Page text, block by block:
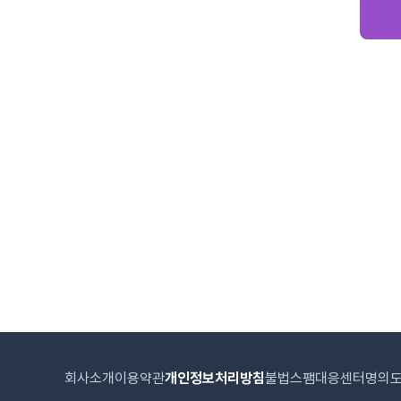
회사소개 이용약관개인정보처리방침불법스팸대응센터 명의